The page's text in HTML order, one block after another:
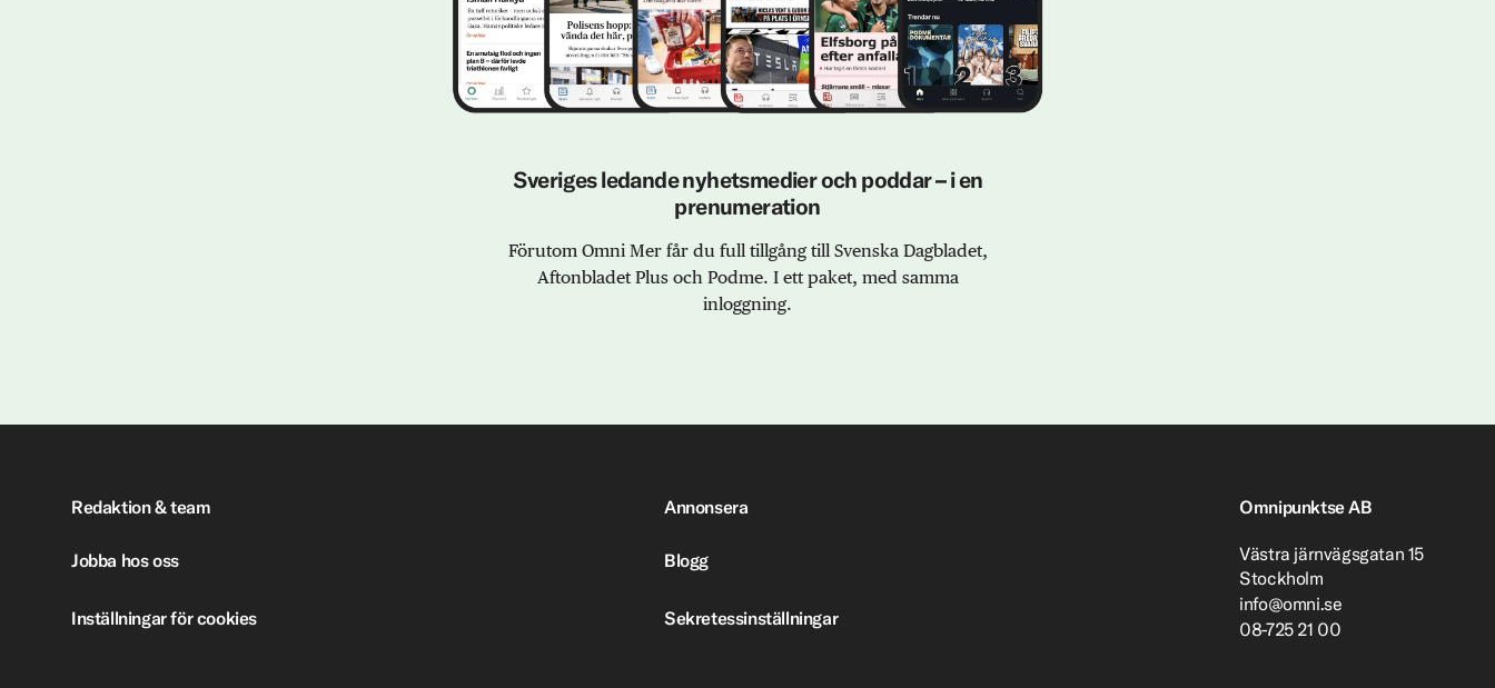
Sveriges ledande nyhetsmedier och poddar – i en
prenumeration
Förutom Omni Mer får du full tillgång till Svenska Dagbladet,
Aftonbladet Plus och Podme. I ett paket, med samma
inloggning.
Redaktion & team Annonsera
Jobba hos oss Blogg
Inställningar för cookies Sekretessinställningar
Omnipunktse AB
Västra järnvägsgatan 15
Stockholm
info@omni.se
08-725 21 00